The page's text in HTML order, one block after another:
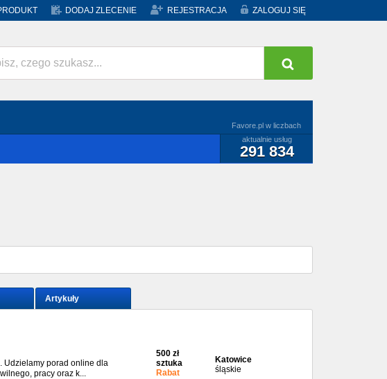
DODAJ ZLECENIE REJESTRACJA ZALOGUJ SIĘ
Favore.pl w liczbach
aktualnie usług
291 834
Artykuły
Udzielamy porad online dla
pracy oraz k...
500 zł
sztuka
Rabat
Katowice
śląskie